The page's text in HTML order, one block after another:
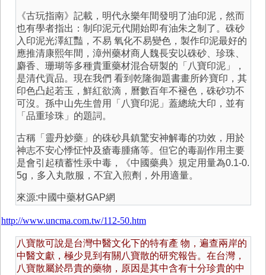
《古玩指南》記載，明代永樂年間發明了油印泥，然而
也有學者指出：制印泥元代開始即有油朱之制了。硃砂
入印泥光澤紅豔，不易 氧化不易變色，製作印泥最好的
應推清康熙年間，漳州藥材商人魏長安以硃砂、珍珠、
麝香、珊瑚等多種貴重藥材混合研製的「八寶印泥」，
是清代貢品。現在我們 看到乾隆御題書畫所鈐寶印，其
印色凸起若玉，鮮紅欲滴，曆數百年不褪色，硃砂功不
可沒。孫中山先生曾用「八寶印泥」蓋總統大印，並有
「品重珍珠」的題詞。
古稱「靈丹妙藥」的硃砂具鎮驚安神解毒的功效，用於
神志不安心悸怔忡及瘡毒腫痛等。但它的毒副作用主要
是會引起積蓄性汞中毒，《中國藥典》規定用量為0.1-0.
5g，多入丸散服，不宜入煎劑，外用適量。
來源:中國中藥材GAP網
http://www.uncma.com.tw/112-50.htm
八寶散可說是台灣中醫文化下的特有產 物，遍查兩岸的
中醫文獻，極少見到有關八寶散的研究報告。在台灣，
八寶散屬於昂貴的藥物，原因是其中含有十分珍貴的中